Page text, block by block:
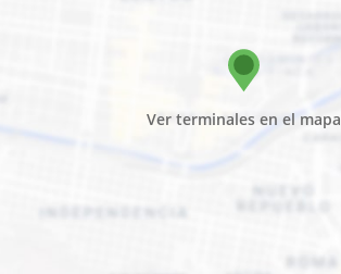
Ver terminales en el mapa